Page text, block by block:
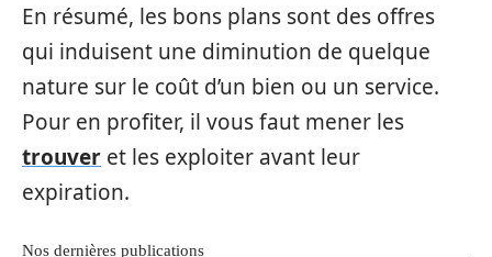
En résumé, les bons plans sont des offres
qui induisent une diminution de quelque
nature sur le coût d’un bien ou un service.
Pour en profiter, il vous faut mener les
trouver et les exploiter avant leur
expiration.
Nos dernières publications